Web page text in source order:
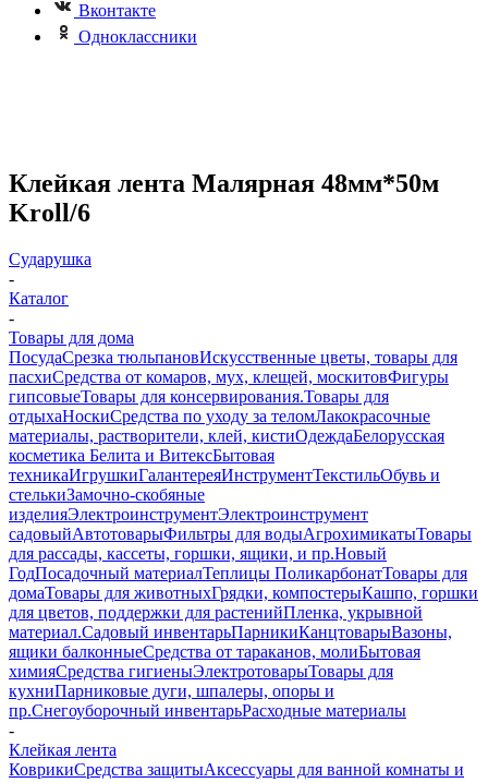
Вконтакте
Одноклассники
Клейкая лента Малярная 48мм*50м
Kroll/6
Сударушка
-
Каталог
-
Товары для дома
ПосудаСрезка тюльпановИскусственные цветы, товары для
пасхиСредства от комаров, мух, клещей, москитовФигуры
гипсовыеТовары для консервирования.Товары для
отдыхаНоскиСредства по уходу за теломЛакокрасочные
материалы, растворители, клей, кистиОдеждаБелорусская
косметика Белита и ВитексБытовая
техникаИгрушкиГалантереяИнструментТекстильОбувь и
стелькиЗамочно-скобяные
изделияЭлектроинструментЭлектроинструмент
садовыйАвтотоварыФильтры для водыАгрохимикатыТовары
для рассады, кассеты, горшки, ящики, и пр.Новый
ГодПосадочный материалТеплицы ПоликарбонатТовары для
домаТовары для животныхГрядки, компостерыКашпо, горшки
для цветов, поддержки для растенийПленка, укрывной
материал.Садовый инвентарьПарникиКанцтоварыВазоны,
ящики балконныеСредства от тараканов, молиБытовая
химияСредства гигиеныЭлектротоварыТовары для
кухниПарниковые дуги, шпалеры, опоры и
пр.Снегоуборочный инвентарьРасходные материалы
-
Клейкая лента
КоврикиСредства защитыАксессуары для ванной комнаты и